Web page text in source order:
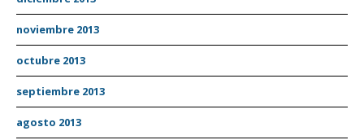
noviembre 2013
octubre 2013
septiembre 2013
agosto 2013